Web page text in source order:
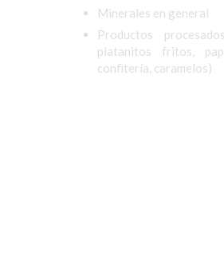
Minerales en general
Productos
platanitos fritos,
confitería, caramelos)